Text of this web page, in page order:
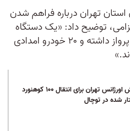
تهران درباره فراهم شدن
توضیح داد: «یک دستگاه
بالگرد اعزام شده که ۹ پرواز داشته و ۲۰ خودرو امدادی
تلاش اورژانس تهران برای انتقال ۱۰۰ کوهنورد
شده در توچال